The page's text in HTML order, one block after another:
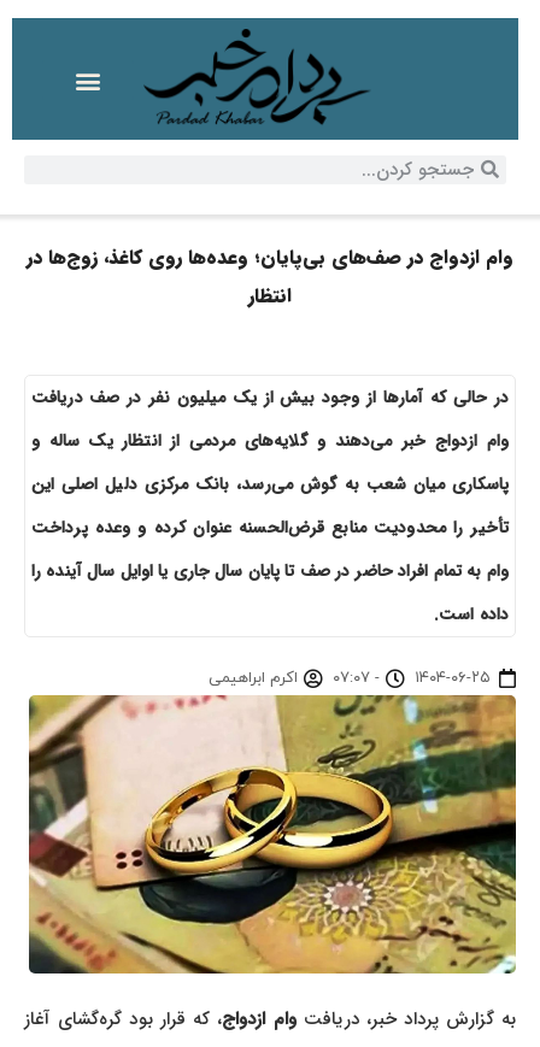
وام ازدواج در صف‌های بی‌پایان؛ وعده‌ها روی کاغذ، زوج‌ها در
انتظار
در حالی که آمارها از وجود بیش از یک میلیون نفر در صف دریافت
وام ازدواج خبر می‌دهند و گلایه‌های مردمی از انتظار یک ساله و
پاسکاری میان شعب به گوش می‌رسد، بانک مرکزی دلیل اصلی این
تأخیر را محدودیت منابع قرض‌الحسنه عنوان کرده و وعده پرداخت
وام به تمام افراد حاضر در صف تا پایان سال جاری یا اوایل سال آینده را
داده است.
۱۴۰۴-۰۶-۲۵ - ۰۷:۰۷ اکرم ابراهیمی
به گزارش پرداد خبر، دریافتوام ازدواج، که قرار بود گره‌گشای آغاز